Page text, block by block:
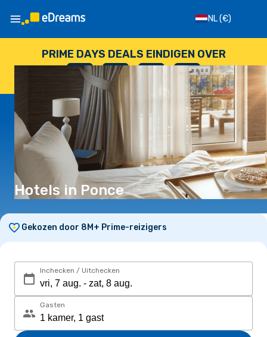
NL(€)
PRIME DAYS DEALS EINDIGEN OVER
--
DAGEN
: --
UUR
: --
SECONDEN
Hotels in Ponce
Gekozen door 8M+ Prime-reizigers
Inchecken / Uitchecken
Gasten